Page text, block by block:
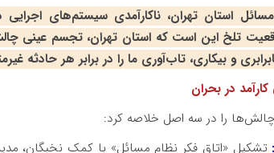
استان تهران، ناکارآمدی سیستم‌های اجرایی
تلخ این است که استان تهران، تجسم عینی
و بیکاری، تاب‌آوری ما را در برابر هر حادثه
در بحران
چالش‌ها را در سه اصل خلاصه کرد:
تشکیل «اتاق فکر نظام مسائل» با کمک نخبگان،